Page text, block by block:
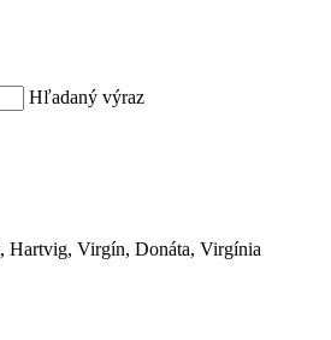
Hľadaný výraz
Hartvig, Virgín, Donáta, Virgínia